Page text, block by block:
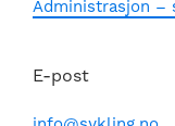
Administrasjon –
E-post